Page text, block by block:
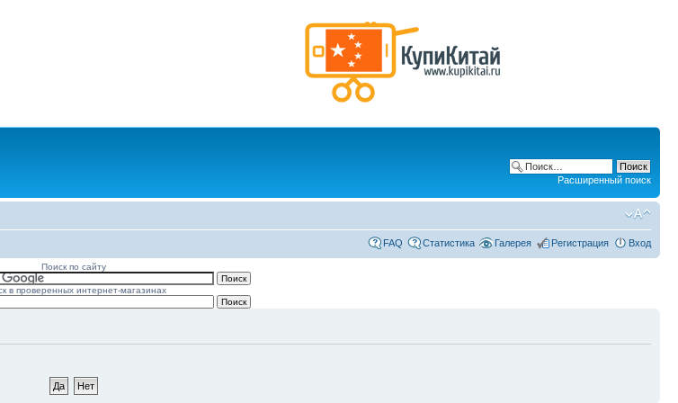
Расширенный поиск
FAQ Статистика Галерея Регистрация Вход
Поиск по сайту
в проверенных интернет-магазинах